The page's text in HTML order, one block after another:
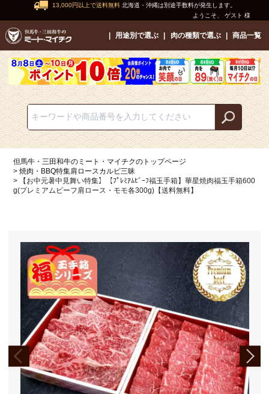
13,000円以上で送料無料 北海道・沖縄は別途手数料が発生します。
ようこそ、 ゲスト 様
用途別で選ぶ 肉の種類で選ぶ 商品一覧
但馬牛・三田和牛のミート・マイチクのトップページ
焼肉・BBQ特集肩ロースカルビ三昧
【お中元暑中見舞い特集】【ﾌﾟﾚﾐｱﾑﾋﾞｰﾌ福玉手箱】華星焼肉福玉手箱600
g(プレミアムビーフ肩ロース・モモ各300g)【送料無料】